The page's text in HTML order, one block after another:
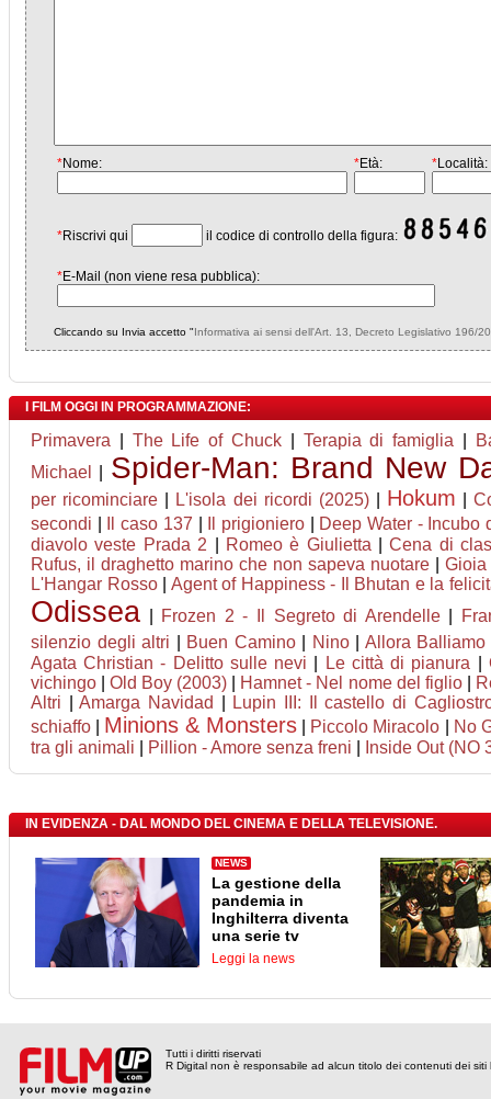
*Nome: *Età: *Località:
*Riscrivi qui il codice di controllo della figura:
*E-Mail (non viene resa pubblica):
Cliccando su Invia accetto "Informativa ai sensi dell'Art. 13, Decreto Legislativo 196/
I FILM OGGI IN PROGRAMMAZIONE:
Primavera The Life of Chuck Terapia di famiglia
Michael
Spider-Man: Brand New
per ricominciare L'isola dei ricordi (2025)| Hokum |
secondi
Il caso 137 Il prigioniero| Deep Water - Incubo
diavolo veste Prada 2
Romeo è Giulietta |Cena di
Rufus, il draghetto marino che non sapeva nuotare
Gioia
L'Hangar Rosso| Agent of Happiness - Il Bhutan e la
Odissea Frozen 2 - Il Segreto di Arendelle|
silenzio degli altri
Buen Camino| Nino| Allora Balliamo
Agata Christian - Delitto sulle nevi
Le città di pianura
vichingo |Old Boy (2003) Hamnet - Nel nome del figlio|
Altri |Amarga Navidad
Lupin III: Il castello di
schiaffo
Minions & Monsters Piccolo Miracolo
No
tra gli animali
Pillion - Amore senza freni Inside Out (NO
IN EVIDENZA - DAL MONDO DEL CINEMA E DELLA TELEVISIONE.
NEWS
La gestione della
pandemia in
Inghilterra diventa
una serie tv
Leggi la news
Tutti i diritti riservati
R Digital non è responsabile ad alcun titolo dei contenuti dei siti